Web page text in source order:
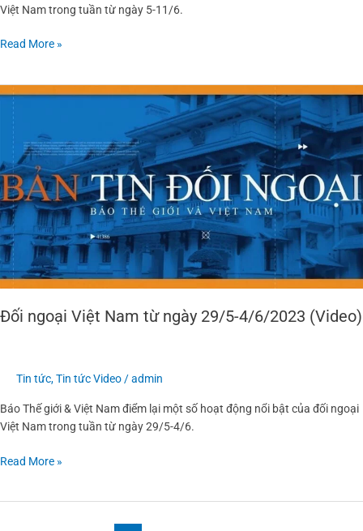
Việt Nam trong tuần từ ngày 5-11/6.
Read More »
Đối ngoại Việt Nam từ ngày 29/5-4/6/2023 (Video)
Tin tức,Tin tức Video /admin
Báo Thế giới & Việt Nam điểm lại một số hoạt động nổi bật của đối ngoại
Việt Nam trong tuần từ ngày 29/5-4/6.
Đối
ngoại
Việt
Nam
từ
ngày
29/5-
4/6/2023
(Video)
Read More »